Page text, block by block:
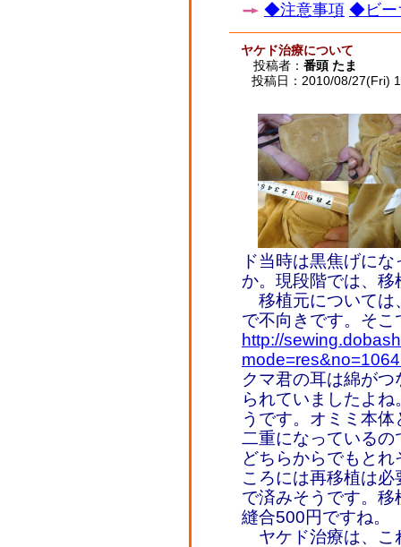
◆注意事項 ◆ビー
ヤケド治療について
投稿者： 番頭 たま
投稿日：2010/08/27(Fri)
ド当時は黒焦げに
か。現段階では、
移植元については
で不向きです。そ
http://
クマ君の耳は綿が
られていましたよ
うです。オミミ本
二重になっている
どちらからでもと
ころには再移植は
で済みそうです。
縫合500円ですね。
ヤケド治療は、こ